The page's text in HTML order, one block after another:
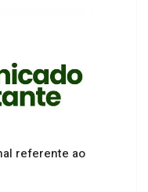
referente ao